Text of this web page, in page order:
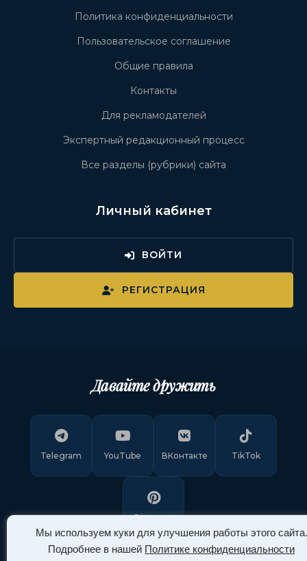
Мы используем куки для улучшения работы этого сайта.
Подробнее в нашей Политике конфиденциальности
Политика конфиденциальности
Пользовательское соглашение
Общие правила
Контакты
Для рекламодателей
Экспертный редакционный процесс
Все разделы (рубрики) сайта
Личный кабинет
ВОЙТИ
РЕГИСТРАЦИЯ
Давайте дружить
Telegram YouTube ВКонтакте TikTok
Pinterest